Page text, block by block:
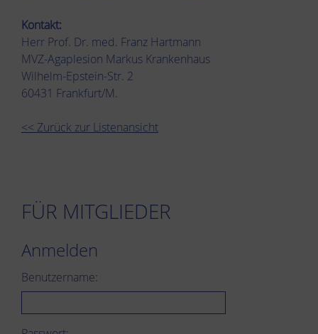
Kontakt:
Herr Prof. Dr. med. Franz Hartmann
MVZ-Agaplesion Markus Krankenhaus
Wilhelm-Epstein-Str. 2
60431 Frankfurt/M.
<< Zurück zur Listenansicht
FÜR MITGLIEDER
Anmelden
Benutzername: